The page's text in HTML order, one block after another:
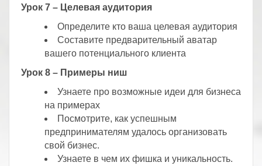
Урок 7 – Целевая аудитория
Определите кто ваша целевая аудитория
Составите предварительный аватар
вашего потенциального клиента
Урок 8 – Примеры ниш
Узнаете про возможные идеи для бизнеса
на примерах
Посмотрите, как успешным
предпринимателям удалось организовать
свой бизнес.
Узнаете в чем их фишка и уникальность.